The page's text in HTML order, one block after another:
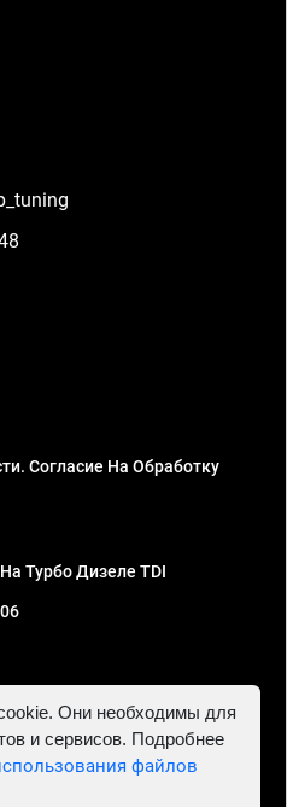
Согласие На Обработку
Турбо Дизеле TDI
ИНН 781302555843,
Они необходимы для
и сервисов. Подробнее
файлов